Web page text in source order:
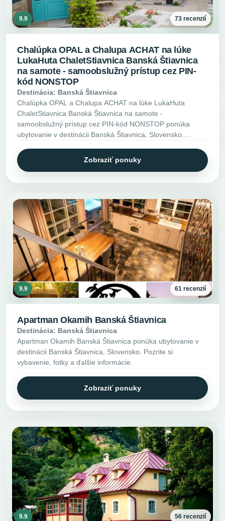
9.9 73 recenzií
Chalúpka OPAL a Chalupa ACHAT na lúke
LukaHuta ChaletStiavnica Banská Štiavnica
na samote - samoobslužný prístup cez PIN-
kód NONSTOP
Destinácia: Banská Štiavnica
Chalúpka OPAL a Chalupa ACHAT na lúke LukaHuta
ChaletStiavnica Banská Štiavnica na samote -
samoobslužný prístup cez PIN-kód NONSTOP ponúka
ubytovanie v destinácii Banská Štiavnica, Slovensko.
Zobraziť ponuky
9.9 61 recenzií
Apartman Okamih Banská Štiavnica
Destinácia: Banská Štiavnica
Apartman Okamih Banská Štiavnica ponúka ubytovanie v
destinácii Banská Štiavnica, Slovensko. Pozrite si
vybavenie, fotky a ďalšie informácie.
Zobraziť ponuky
9.9 56 recenzií